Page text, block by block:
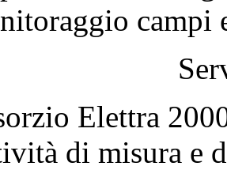
campi
Elettra
di misura e